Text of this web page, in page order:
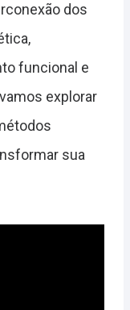
dos
funcional e
explorar
sua